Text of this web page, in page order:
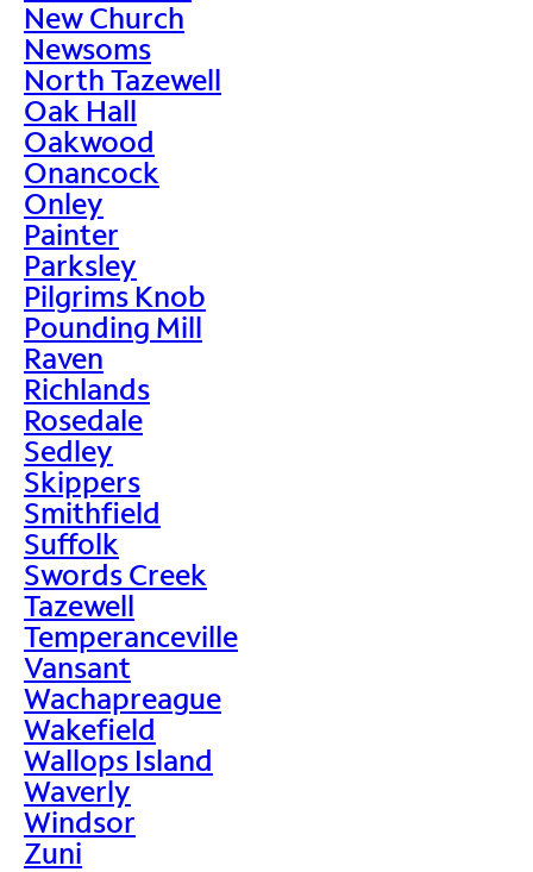
New Church
Newsoms
North Tazewell
Oak Hall
Oakwood
Onancock
Onley
Painter
Parksley
Pilgrims Knob
Pounding Mill
Raven
Richlands
Rosedale
Sedley
Skippers
Smithfield
Suffolk
Swords Creek
Tazewell
Temperanceville
Vansant
Wachapreague
Wakefield
Wallops Island
Waverly
Windsor
Zuni